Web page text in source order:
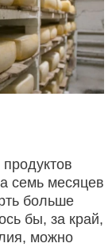
семь месяцев
больше
бы, за край,
можно